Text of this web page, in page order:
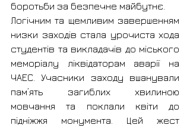
боротьби за безпечне майбутнє.
Логічним та щемливим завершенням
низки заходів стала урочиста хода
студентів та викладачів до міського
меморіалу ліквідаторам аварії на
ЧАЕС. Учасники заходу вшанували
пам’ять загиблих хвилиною
мовчання та поклали квіти до
підніжжя монумента. Цей жест